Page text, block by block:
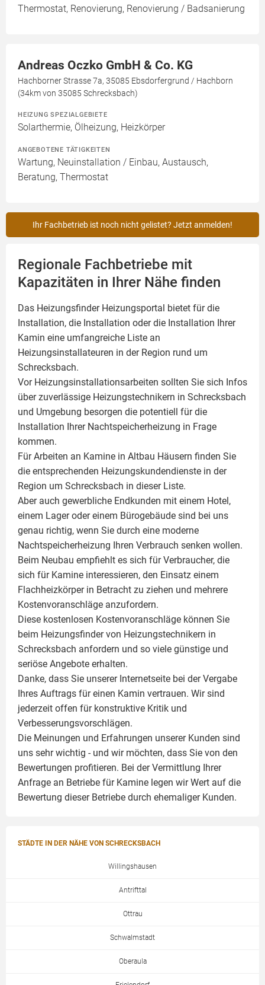
Thermostat, Renovierung, Renovierung / Badsanierung
Andreas Oczko GmbH & Co. KG
Hachborner Strasse 7a, 35085 Ebsdorfergrund / Hachborn
(34km von 35085 Schrecksbach)
HEIZUNG SPEZIALGEBIETE
Solarthermie, Ölheizung, Heizkörper
ANGEBOTENE TÄTIGKEITEN
Wartung, Neuinstallation / Einbau, Austausch,
Beratung, Thermostat
Ihr Fachbetrieb ist noch nicht gelistet? Jetzt anmelden!
Regionale Fachbetriebe mit
Kapazitäten in Ihrer Nähe finden
Das Heizungsfinder Heizungsportal bietet für die
Installation, die Installation oder die Installation Ihrer
Kamin eine umfangreiche Liste an
Heizungsinstallateuren in der Region rund um
Schrecksbach.
Vor Heizungsinstallationsarbeiten sollten Sie sich Infos
über zuverlässige Heizungstechnikern in Schrecksbach
und Umgebung besorgen die potentiell für die
Installation Ihrer Nachtspeicherheizung in Frage
kommen.
Für Arbeiten an Kamine in Altbau Häusern finden Sie
die entsprechenden Heizungskundendienste in der
Region um Schrecksbach in dieser Liste.
Aber auch gewerbliche Endkunden mit einem Hotel,
einem Lager oder einem Bürogebäude sind bei uns
genau richtig, wenn Sie durch eine moderne
Nachtspeicherheizung Ihren Verbrauch senken wollen.
Beim Neubau empfiehlt es sich für Verbraucher, die
sich für Kamine interessieren, den Einsatz einem
Flachheizkörperin Betracht zu ziehen und mehrere
Kostenvoranschläge anzufordern.
Diese kostenlosen Kostenvoranschläge können Sie
beim Heizungsfinder von Heizungstechnikern in
Schrecksbach anfordern und so viele günstige und
seriöse Angebote erhalten.
Danke, dass Sie unserer Internetseite bei der Vergabe
Ihres Auftrags für einen Kamin vertrauen. Wir sind
jederzeit offen für konstruktive Kritik und
Verbesserungsvorschlägen.
Die Meinungen und Erfahrungen unserer Kunden sind
uns sehr wichtig - und wir möchten, dass Sie von den
Bewertungen profitieren. Bei der Vermittlung Ihrer
Anfrage an Betriebe für Kamine legen wir Wert auf die
Bewertung dieser Betriebe durch ehemaliger Kunden.
STÄDTE IN DER NÄHE VON SCHRECKSBACH
Willingshausen
Antrifttal
Ottrau
Schwalmstadt
Oberaula